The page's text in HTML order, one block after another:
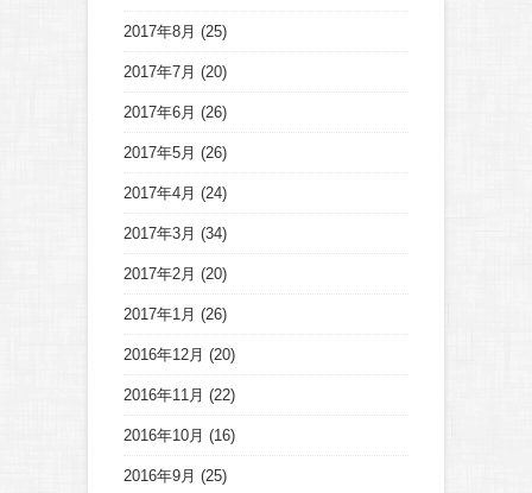
2017年8月 (25)
2017年7月 (20)
2017年6月 (26)
2017年5月 (26)
2017年4月 (24)
2017年3月 (34)
2017年2月 (20)
2017年1月 (26)
2016年12月 (20)
2016年11月 (22)
2016年10月 (16)
2016年9月 (25)